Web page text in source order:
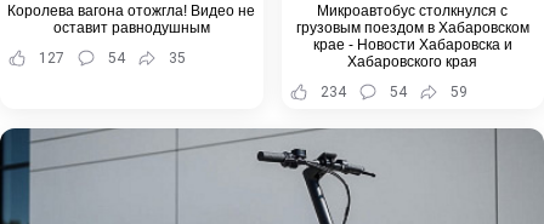
Королева вагона отожгла! Видео не
оставит равнодушным
127
54 35
Микроавтобус столкнулся с
грузовым поездом в Хабаровском
крае - Новости Хабаровска и
Хабаровского края
234
54 59